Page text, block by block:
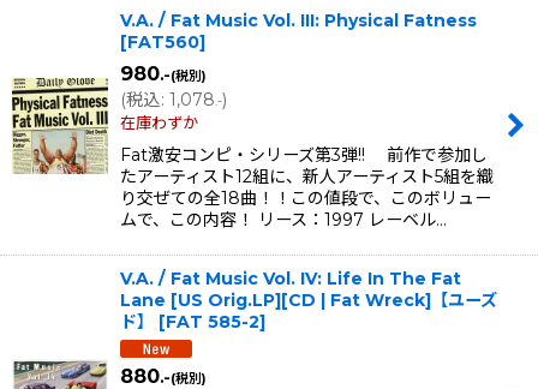
V.A. / Fat Music Vol. III: Physical Fatness
[FAT560]
980.-(税別)
(税込: 1,078.-)
在庫わずか
Fat激安コンピ・シリーズ第3弾!! 前作で参加し
たアーティスト12組に、新人アーティスト5組を織
り交ぜての全18曲！！この値段で、このボリュー
ムで、この内容！ リース：1997 レーベル…
V.A. / Fat Music Vol. IV: Life In The Fat
Lane [US Orig.LP][CD | Fat Wreck]【ユーズ
ド】
[FAT 585-2]
880.-(税別)